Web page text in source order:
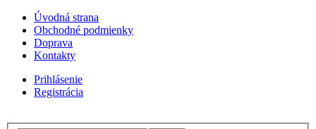
Úvodná strana
Obchodné podmienky
Doprava
Kontakty
Prihlásenie
Registrácia